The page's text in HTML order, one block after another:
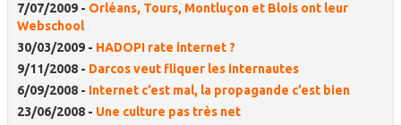
7/07/2009 - Orléans, Tours, Montluçon et Blois ont leur
Webschool
30/03/2009 - HADOPI rate internet ?
9/11/2008 - Darcos veut fliquer les internautes
6/09/2008 - Internet c’est mal, la propagande c’est bien
23/06/2008 - Une culture pas très net